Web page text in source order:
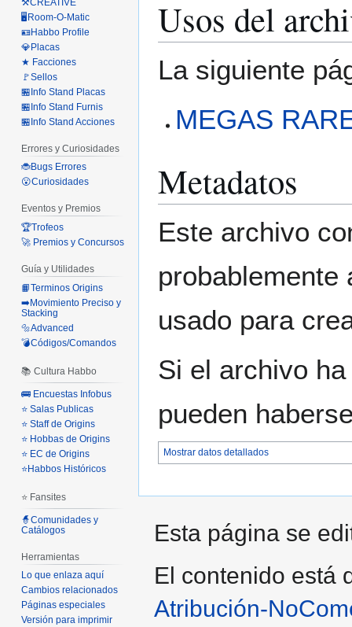
Usos del
La siguiente
MEGAS
Metadatos
Este archivo
probablemente
usado para
Si el archivo
pueden
Mostrar datos detallados
🖥️Room-O-Matic
🪪Habbo Profile
💎Placas
★ Facciones
🚩Sellos
🏪Info Stand Placas
🏪Info Stand Furnis
🏪Info Stand Acciones
Errores y Curiosidades
🐞Bugs Errores
😮Curiosidades
Eventos y Premios
🏆Trofeos
🚀 Premios y Concursos
Guía y Utilidades
📙Terminos Origins
➡️Movimiento Preciso y
Stacking
🔩Advanced
💣Códigos/Comandos
📚 Cultura Habbo
🚌 Encuestas Infobus
⭐ Salas Publicas
⭐ Staff de Origins
⭐ Hobbas de Origins
⭐ EC de Origins
⭐Habbos Históricos
⭐ Fansites
🧙Comunidades y
Catálogos
Herramientas
Lo que enlaza aquí
Cambios relacionados
Páginas especiales
Versión para imprimir
Esta página se
El contenido está
Atribución-